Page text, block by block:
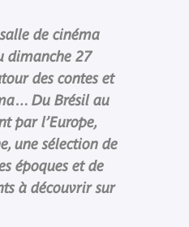
de cinéma
dimanche 27
des contes et
Du Brésil au
par l’Europe,
une sélection de
époques et de
à découvrir sur